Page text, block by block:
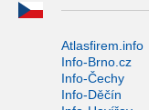
Atlasfirem.info
Info-Brno.cz
Info-Čechy
Info-Děčín